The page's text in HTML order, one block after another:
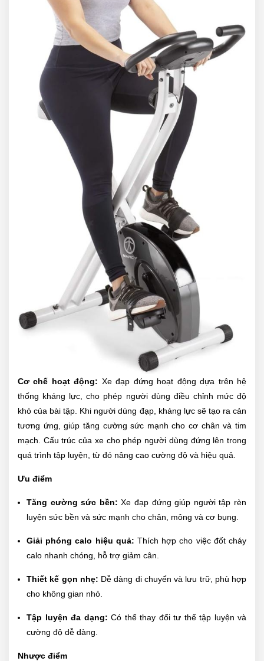
Cơ chế hoạt động: Xe đạp đứng hoạt động dựa trên hệ
thống kháng lực, cho phép người dùng điều chỉnh mức độ
khó của bài tập. Khi người dùng đạp, kháng lực sẽ tạo ra cản
tương ứng, giúp tăng cường sức mạnh cho cơ chân và tim
mạch. Cấu trúc của xe cho phép người dùng đứng lên trong
quá trình tập luyện, từ đó nâng cao cường độ và hiệu quả.
Ưu điểm
Tăng cường sức bền: Xe đạp đứng giúp người tập rèn
luyện sức bền và sức mạnh cho chân, mông và cơ bụng.
Giải phóng calo hiệu quả: Thích hợp cho việc đốt cháy
calo nhanh chóng, hỗ trợ giảm cân.
Thiết kế gọn nhẹ: Dễ dàng di chuyển và lưu trữ, phù hợp
cho không gian nhỏ.
Tập luyện đa dạng: Có thể thay đổi tư thế tập luyện và
cường độ dễ dàng.
Nhược điểm